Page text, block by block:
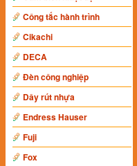
Công tắc hành trình
Cikachi
DECA
Đèn công nghiệp
Dây rút nhựa
Endress Hauser
Fuji
Fox